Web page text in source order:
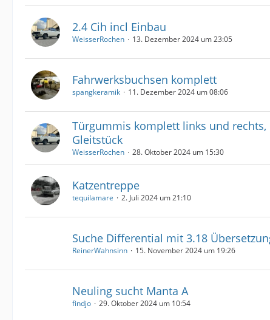
2.4 Cih incl Einbau
WeisserRochen 13. Dezember 2024 um 23:05
Fahrwerksbuchsen komplett
spangkeramik 11. Dezember 2024 um 08:06
Türgummis komplett links und rechts,
Gleitstück
WeisserRochen 28. Oktober 2024 um 15:30
Katzentreppe
tequilamare 2. Juli 2024 um 21:10
Suche Differential mit 3.18
ReinerWahnsinn 15. November 2024 um 19:26
Neuling sucht Manta A
findjo 29. Oktober 2024 um 10:54